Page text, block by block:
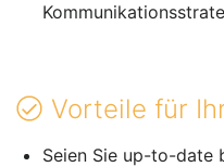
Vorteile für
Seien Sie up-to-date